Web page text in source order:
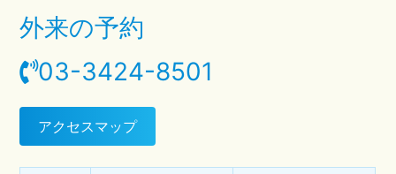
外来の予約
03-3424-8501
アクセスマップ